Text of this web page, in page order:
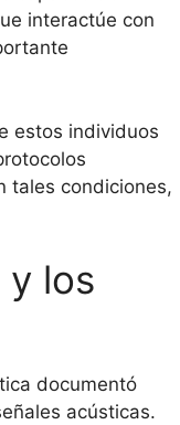
interactúe con
estos individuos
tales condiciones,
y los
documentó
acústicas.